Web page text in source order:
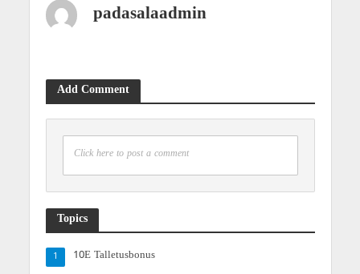
padasalaadmin
Add Comment
Click here to post a comment
Topics
10E Talletusbonus
1